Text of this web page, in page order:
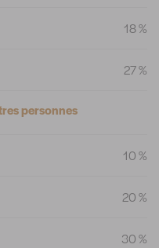
18 %
27 %
personnes
10 %
20 %
30 %